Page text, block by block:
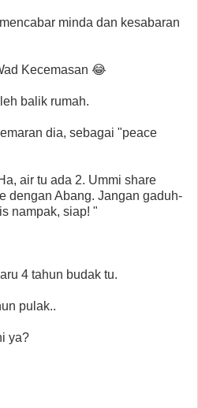
minda dan kesabaran
Kecemasan 😂
balik rumah.
dia, sebagai "peace
air tu ada 2. Ummi share
dengan Abang. Jangan gaduh-
nampak, siap! "
4 tahun budak tu.
pulak..
ya?